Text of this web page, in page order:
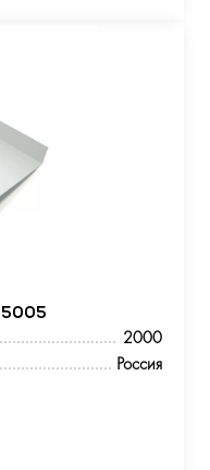
5005
2000
Россия